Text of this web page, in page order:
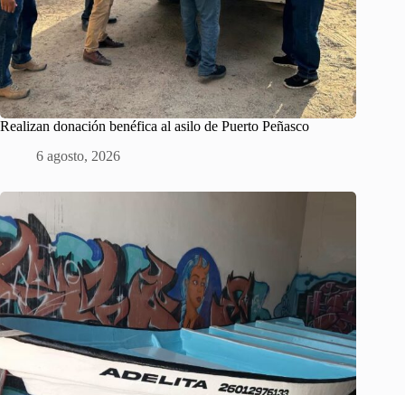
Realizan donación benéfica al asilo de Puerto Peñasco
6 agosto, 2026